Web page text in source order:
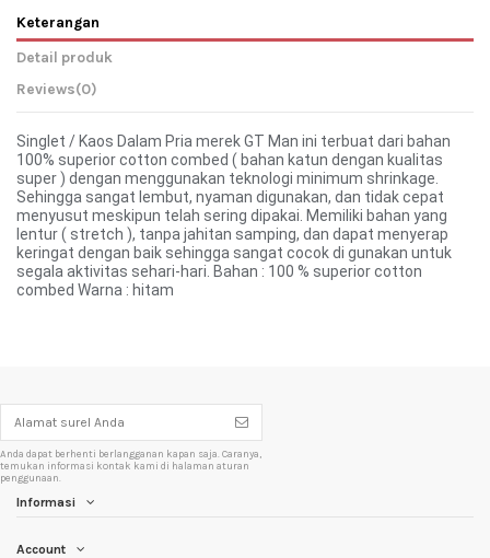
Keterangan
Detail produk
Reviews(0)
Singlet / Kaos Dalam Pria merek GT Man ini terbuat dari bahan
100% superior cotton combed ( bahan katun dengan kualitas
super ) dengan menggunakan teknologi minimum shrinkage.
Sehingga sangat lembut, nyaman digunakan, dan tidak cepat
menyusut meskipun telah sering dipakai. Memiliki bahan yang
lentur ( stretch ), tanpa jahitan samping, dan dapat menyerap
keringat dengan baik sehingga sangat cocok di gunakan untuk
segala aktivitas sehari-hari. Bahan : 100 % superior cotton
combed Warna : hitam
Anda dapat berhenti berlangganan kapan saja. Caranya,
temukan informasi kontak kami di halaman aturan
penggunaan.
Informasi
Account